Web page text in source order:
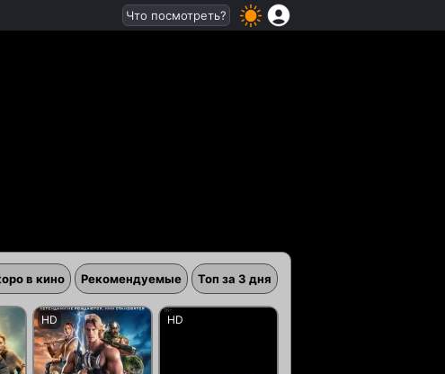
в кино Рекомендуемые Топ за 3 дня
Что посмотреть?